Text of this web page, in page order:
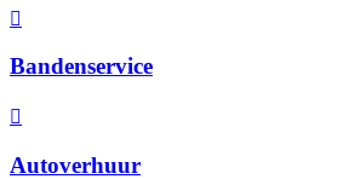
Bandenservice
Autoverhuur